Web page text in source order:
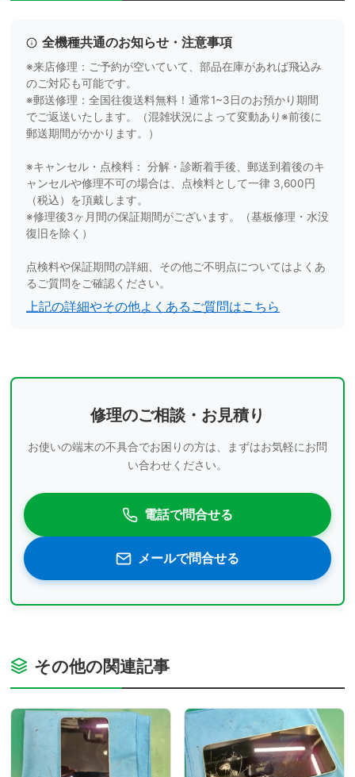
全機種共通のお知らせ・注意事項
※来店修理：ご予約が空いていて、部品在庫があれば飛込み
のご対応も可能です。
※郵送修理：全国往復送料無料！通常1~3日のお預かり期間
でご返送いたします。（混雑状況によって変動あり※前後に
郵送期間がかかります。）
※キャンセル・点検料： 分解・診断着手後、郵送到着後のキ
ャンセルや修理不可の場合は、点検料として一律 3,600円
（税込）を頂戴します。
※修理後3ヶ月間の保証期間がございます。（基板修理・水没
復旧を除く）
点検料や保証期間の詳細、その他ご不明点についてはよくあ
るご質問をご確認ください。
上記の詳細やその他よくあるご質問はこちら
修理のご相談・お見積り
お使いの端末の不具合でお困りの方は、まずはお気軽にお問
い合わせください。
電話で問合せる
メールで問合せる
その他の関連記事